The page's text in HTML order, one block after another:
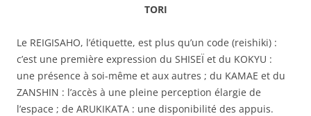
TORI
Le REIGISAHO, l’étiquette, est plus qu’un code (reishiki) :
c’est une première expression du SHISEÏ et du KOKYU :
une présence à soi-même et aux autres ; du KAMAE et du
ZANSHIN : l’accès à une pleine perception élargie de
l’espace ; de ARUKIKATA : une disponibilité des appuis.